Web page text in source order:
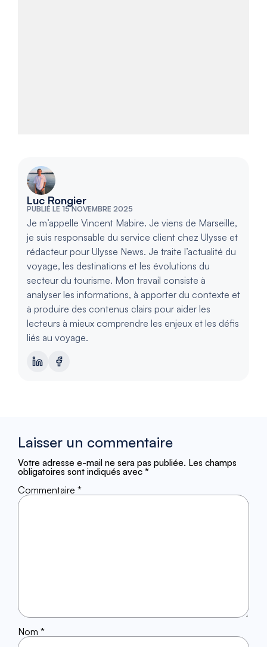
Luc Rongier
PUBLIÉ LE 15 NOVEMBRE 2025
Je m’appelle Vincent Mabire. Je viens de Marseille,
je suis responsable du service client chez Ulysse et
rédacteur pour Ulysse News. Je traite l’actualité du
voyage, les destinations et les évolutions du
secteur du tourisme. Mon travail consiste à
analyser les informations, à apporter du contexte et
à produire des contenus clairs pour aider les
lecteurs à mieux comprendre les enjeux et les défis
liés au voyage.
Laisser un commentaire
Votre adresse e-mail ne sera pas publiée. Les champs
obligatoires sont indiqués avec *
Commentaire *
Nom *